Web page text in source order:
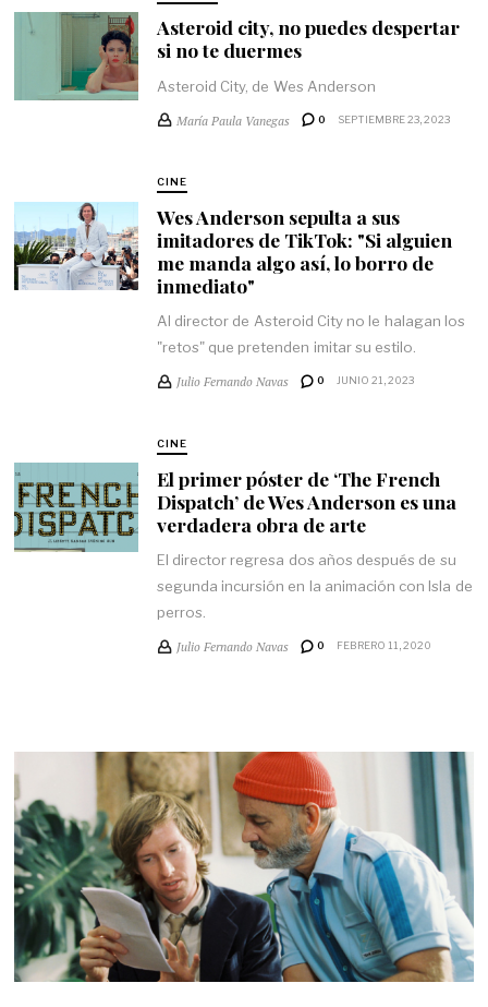
Asteroid city, no puedes despertar
si no te duermes
Asteroid City, de Wes Anderson
María Paula Vanegas 0 SEPTIEMBRE 23, 2023
CINE
Wes Anderson sepulta a sus
imitadores de TikTok: "Si alguien
me manda algo así, lo borro de
inmediato"
Al director de Asteroid City no le halagan los
"retos" que pretenden imitar su estilo.
Julio Fernando Navas 0 JUNIO 21, 2023
CINE
El primer póster de ‘The French
Dispatch’ de Wes Anderson es una
verdadera obra de arte
El director regresa dos años después de su
segunda incursión en la animación con Isla de
perros.
Julio Fernando Navas 0 FEBRERO 11, 2020